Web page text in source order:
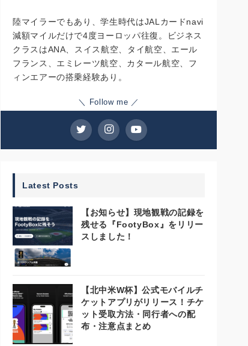
陸マイラーでもあり、学生時代はJALカードnavi
減額マイルだけで4度ヨーロッパ往復。ビジネス
クラスはANA、スイス航空、タイ航空、エール
フランス、エミレーツ航空、カタール航空、フ
ィンエアーの搭乗経験あり。
＼ Follow me ／
Latest Posts
【お知らせ】現地観戦の記録を
残せる『FootyBox』をリリー
スしました！
【北中米W杯】公式モバイルチ
ケットアプリがリリース！チケ
ット受取方法・同行者への配
布・注意点まとめ